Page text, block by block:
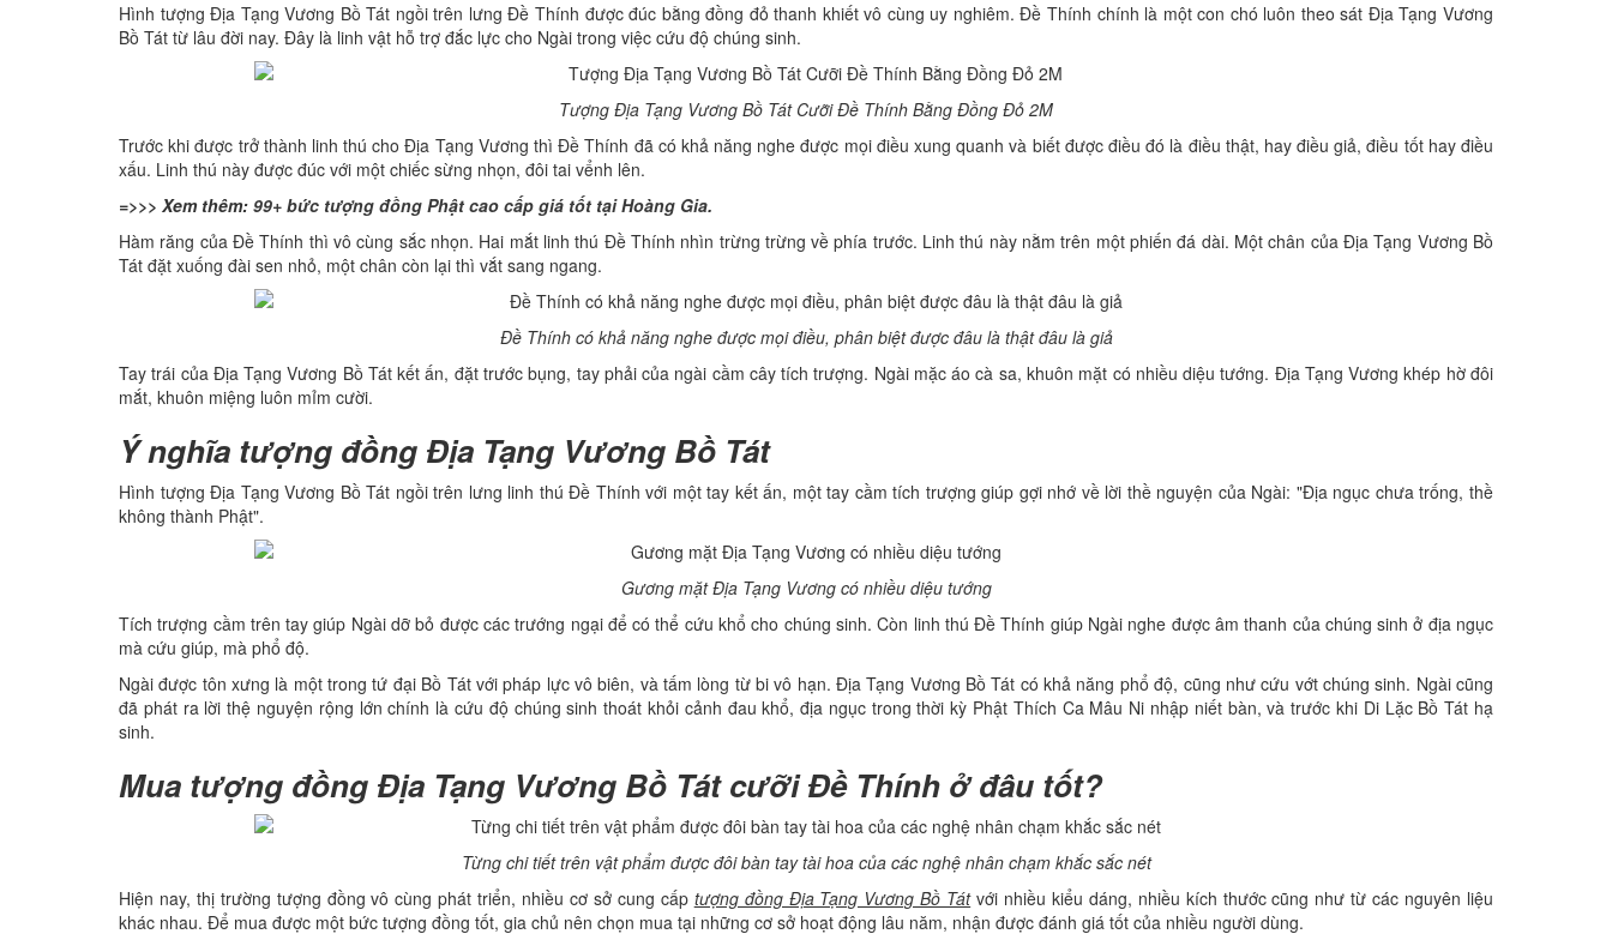
Hình tượng Địa Tạng Vương Bồ Tát ngồi trên lưng Đề Thính được đúc bằng đồng đỏ thanh khiết vô cùng uy nghiêm. Đề Thính chính là một con chó luôn theo sát Địa Tạng Vương
Bồ Tát từ lâu đời nay. Đây là linh vật hỗ trợ đắc lực cho Ngài trong việc cứu độ chúng sinh.
Tượng Địa Tạng Vương Bồ Tát Cưỡi Đề Thính Bằng Đồng Đỏ 2M
Trước khi được trở thành linh thú cho Địa Tạng Vương thì Đề Thính đã có khả năng nghe được mọi điều xung quanh và biết được điều đó là điều thật, hay điều giả, điều tốt hay điều
xấu. Linh thú này được đúc với một chiếc sừng nhọn, đôi tai vểnh lên.
=>>> Xem thêm: 99+ bức tượng đồng Phật cao cấp giá tốt tại Hoàng Gia.
Hàm răng của Đề Thính thì vô cùng sắc nhọn. Hai mắt linh thú Đề Thính nhìn trừng trừng về phía trước. Linh thú này nằm trên một phiến đá dài. Một chân của Địa Tạng Vương Bồ
Tát đặt xuống đài sen nhỏ, một chân còn lại thì vắt sang ngang.
Đề Thính có khả năng nghe được mọi điều, phân biệt được đâu là thật đâu là giả
Tay trái của Địa Tạng Vương Bồ Tát kết ấn, đặt trước bụng, tay phải của ngài cầm cây tích trượng. Ngài mặc áo cà sa, khuôn mặt có nhiều diệu tướng. Địa Tạng Vương khép hờ đôi
mắt, khuôn miệng luôn mỉm cười.
Ý nghĩa tượng đồng Địa Tạng Vương Bồ Tát
Hình tượng Địa Tạng Vương Bồ Tát ngồi trên lưng linh thú Đề Thính với một tay kết ấn, một tay cầm tích trượng giúp gợi nhớ về lời thề nguyện của Ngài: "Địa ngục chưa trống, thề
không thành Phật".
Gương mặt Địa Tạng Vương có nhiều diệu tướng
Tích trượng cầm trên tay giúp Ngài dỡ bỏ được các trướng ngại để có thể cứu khổ cho chúng sinh. Còn linh thú Đề Thính giúp Ngài nghe được âm thanh của chúng sinh ở địa ngục
mà cứu giúp, mà phổ độ.
Ngài được tôn xưng là một trong tứ đại Bồ Tát với pháp lực vô biên, và tấm lòng từ bi vô hạn. Địa Tạng Vương Bồ Tát có khả năng phổ độ, cũng như cứu vớt chúng sinh. Ngài cũng
đã phát ra lời thệ nguyện rộng lớn chính là cứu độ chúng sinh thoát khỏi cảnh đau khổ, địa ngục trong thời kỳ Phật Thích Ca Mâu Ni nhập niết bàn, và trước khi Di Lặc Bồ Tát hạ
sinh.
Mua tượng đồng Địa Tạng Vương Bồ Tát cưỡi Đề Thính ở đâu tốt?
Từng chi tiết trên vật phẩm được đôi bàn tay tài hoa của các nghệ nhân chạm khắc sắc nét
Hiện nay, thị trường tượng đồng vô cùng phát triển, nhiều cơ sở cung cấp tượng đồng Địa Tạng Vương Bồ Tátvới nhiều kiểu dáng, nhiều kích thước cũng như từ các nguyên liệu
khác nhau. Để mua được một bức tượng đồng tốt, gia chủ nên chọn mua tại những cơ sở hoạt động lâu năm, nhận được đánh giá tốt của nhiều người dùng.